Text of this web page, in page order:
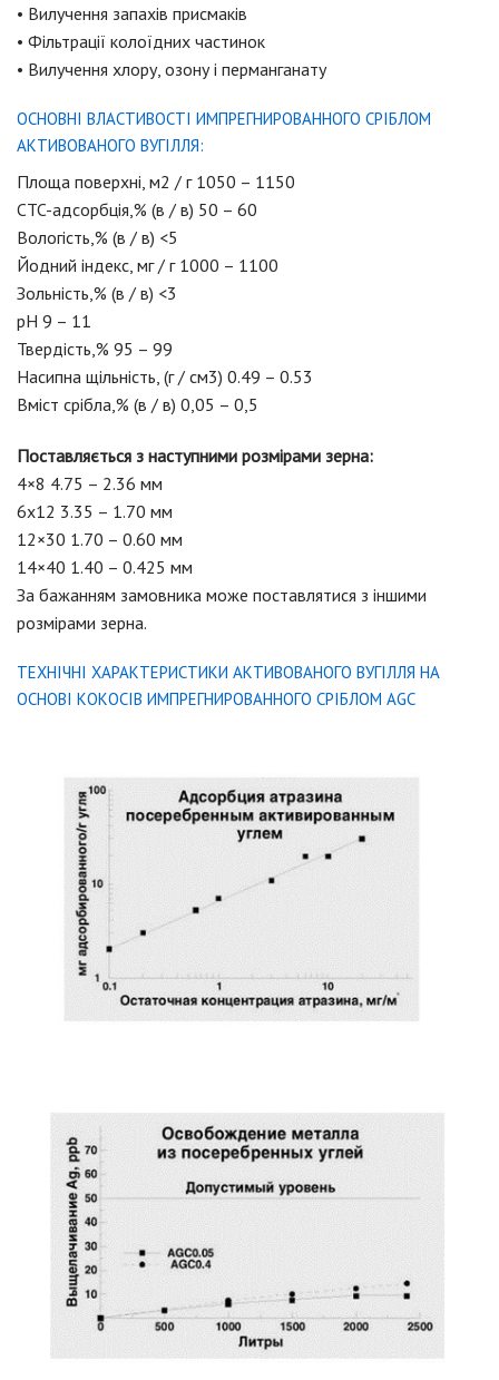
• Вилучення запахів присмаків
• Фільтрації колоїдних частинок
• Вилучення хлору, озону і перманганату
ОСНОВНІ ВЛАСТИВОСТІ ИМПРЕГНИРОВАННОГО СРІБЛОМ
АКТИВОВАНОГО ВУГІЛЛЯ:
Площа поверхні, м2 / г 1050 – 1150
CTC-адсорбція,% (в / в) 50 – 60
Вологість,% (в / в) <5
Йодний індекс, мг / г 1000 – 1100
Зольність,% (в / в) <3
pH 9 – 11
Твердість,% 95 – 99
Насипна щільність, (г / см3) 0.49 – 0.53
Вміст срібла,% (в / в) 0,05 – 0,5
Поставляється з наступними розмірами зерна:
4×8 4.75 – 2.36 мм
6х12 3.35 – 1.70 мм
12×30 1.70 – 0.60 мм
14×40 1.40 – 0.425 мм
За бажанням замовника може поставлятися з іншими
розмірами зерна.
ТЕХНІЧНІ ХАРАКТЕРИСТИКИ АКТИВОВАНОГО ВУГІЛЛЯ НА
ОСНОВІ КОКОСІВ ИМПРЕГНИРОВАННОГО СРІБЛОМ AGC